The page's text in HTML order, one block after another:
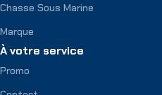
Chasse Sous Marine
Marque
À votre service
Promo